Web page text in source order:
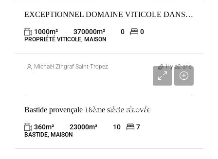
EXCEPTIONNEL DOMAINE VITICOLE DANS LE LUBERON
1000m² 370000m² 0 0
PROPRIÉTÉ VITICOLE, MAISON
Michaël Zingraf Saint-Tropez il y a2 ans
VENTE AIX-EN-PROVENCE
Bastide provençale 18ème siècle rénovée
360m² 23000m² 10 7
BASTIDE, MAISON